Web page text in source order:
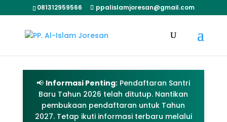
081312959566 ppalislamjoresan@gmail.com
📢 Informasi Penting: Pendaftaran Santri
Baru Tahun 2026 telah ditutup. Nantikan
pembukaan pendaftaran untuk Tahun
2027. Tetap ikuti informasi terbaru melalui